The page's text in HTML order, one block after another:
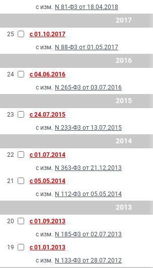
с изм. N 81-Ф3 от 18.04.2018
2017
25
с 01.10.2017
с изм. N 88-Ф3 от 01.05.2017
2016
24
с 04.06.2016
с изм. N 265-Ф3 от 03.07.2016
2015
23
с 24.07.2015
с изм. N 233-Ф3 от 13.07.2015
2014
22
с 01.07.2014
с изм. N 363-Ф3 от 21.12.2013
21
с 05.05.2014
с изм. N 112-Ф3 от 05.05.2014
2013
20
с 01.09.2013
с изм. N 185-Ф3 от 02.07.2013
19
с 01.01.2013
с изм. N 133-Ф3 от 28.07.2012